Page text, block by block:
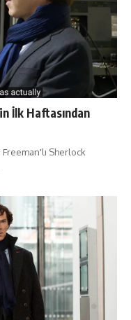
İlk Haftasından
Sherlock